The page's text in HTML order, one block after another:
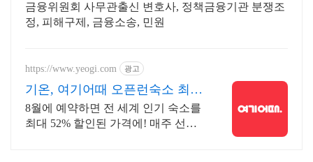
금융위원회 사무관출신 변호사, 정책금융기관 분쟁조
정, 피해구제, 금융소송, 민원
https://www.yeogi.com 광고
기온, 여기어때 오픈런숙소 최대
81% 할인
8월에 예약하면 전 세계 인기 숙소를
최대 52% 할인된 가격에! 매주 선착